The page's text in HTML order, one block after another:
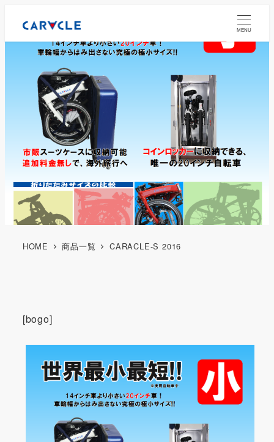
MENU
HOME 商品一覧 CARACLE-S 2016
[bogo]